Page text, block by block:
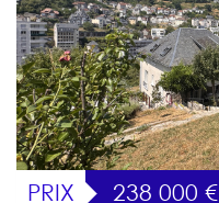
PRIX 238 000 €